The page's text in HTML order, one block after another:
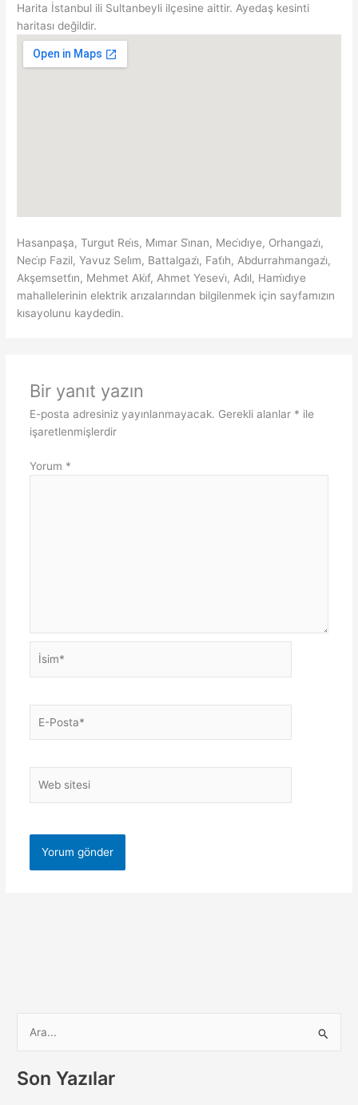
Harita İstanbul ili Sultanbeyli ilçesine aittir. Ayedaş kesinti
haritası değildir.
Hasanpaşa, Turgut Rei̇s, Mi̇mar Si̇nan, Meci̇di̇ye, Orhangazi̇,
Neci̇p Fazil, Yavuz Seli̇m, Battalgazi̇, Fati̇h, Abdurrahmangazi̇,
Akşemsetti̇n, Mehmet Aki̇f, Ahmet Yesevi̇, Adi̇l, Hami̇di̇ye
mahallelerinin elektrik arızalarından bilgilenmek için sayfamızın
kısayolunu kaydedin.
Bir yanıt yazın
E-posta adresiniz yayınlanmayacak. Gerekli alanlar * ile
işaretlenmişlerdir
Yorum *
Posta*
sitesi
rSon Yazılar